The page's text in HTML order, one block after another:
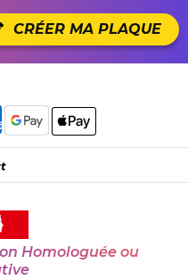
CRÉER MA PLAQUE
Homologuée ou